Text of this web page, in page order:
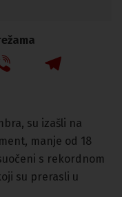
su izašli na
manje od 18
s rekordnom
su prerasli u